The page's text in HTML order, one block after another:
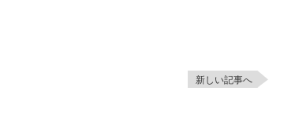
新しい記事へ